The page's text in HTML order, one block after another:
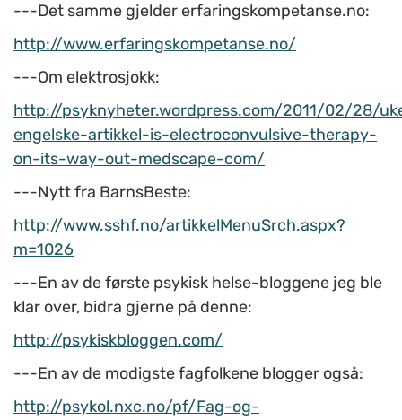
---Det samme gjelder erfaringskompetanse.no:
http://www.erfaringskompetanse.no/
---Om elektrosjokk:
http://psyknyheter.wordpress.com/2011/02/28/
engelske-artikkel-is-electroconvulsive-therapy-
on-its-way-out-medscape-com/
---Nytt fra BarnsBeste:
http://www.sshf.no/artikkelMenuSrch.aspx?
m=1026
---En av de første psykisk helse-bloggene jeg ble
klar over, bidra gjerne på denne:
http://psykiskbloggen.com/
---En av de modigste fagfolkene blogger også:
http://psykol.nxc.no/pf/Fag-og-